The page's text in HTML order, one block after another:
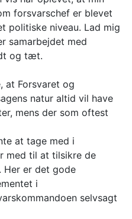
forsvarschef er blevet
politiske niveau. Lad mig
samarbejdet med
og tæt.
at Forsvaret og
natur altid vil have
mens der som oftest
at tage med i
med til at tilsikre de
Her er det gode
i
selvsagt